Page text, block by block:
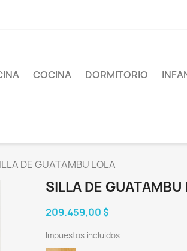
COCINA DORMITORIO
DE GUATAMBU LOLA
SILLA DE GUATAMBU
209.459,00 $
Impuestos incluidos